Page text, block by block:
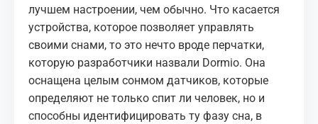
лучшем настроении, чем обычно. Что касается
устройства, которое позволяет управлять
своими снами, то это нечто вроде перчатки,
которую разработчики назвали Dormio. Она
оснащена целым сонмом датчиков, которые
определяют не только спит ли человек, но и
способны идентифицировать ту фазу сна, в